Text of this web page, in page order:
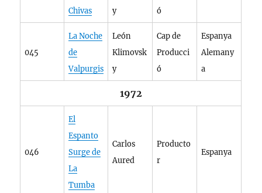
Chivas
y
ó
045
La Noche
de
Valpurgis
León
Klimovsk
y
Cap de
Producci
ó
Espanya
Alemany
a
1972
046
El
Espanto
Surge de
La
Tumba
Carlos
Aured
Producto
r
Espanya